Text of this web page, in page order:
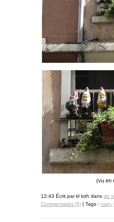
(vu en
12:43 Écrit par kl loth dans de
Commentaires (5)| Tags : nain,